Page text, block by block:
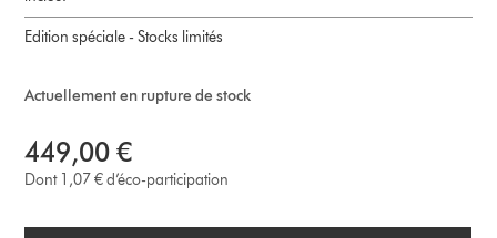
Edition spéciale - Stocks limités
Actuellement en rupture de stock
449,00 €
Dont 1,07 € d’éco-participation